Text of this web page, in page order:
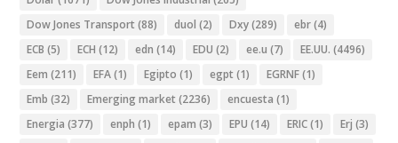
Dow Jones Transport (88) duol (2) Dxy(289) ebr(4)
ECB (5) ECH (12) edn (14) EDU (2) ee.u (7) EE.UU. (4496)
Eem (211) EFA(1) Egipto (1) egpt (1) EGRNF(1)
Emb (32) Emerging market (2236) encuesta (1)
Energia (377) enph (1) epam (3) EPU (14) ERIC(1) Erj (3)